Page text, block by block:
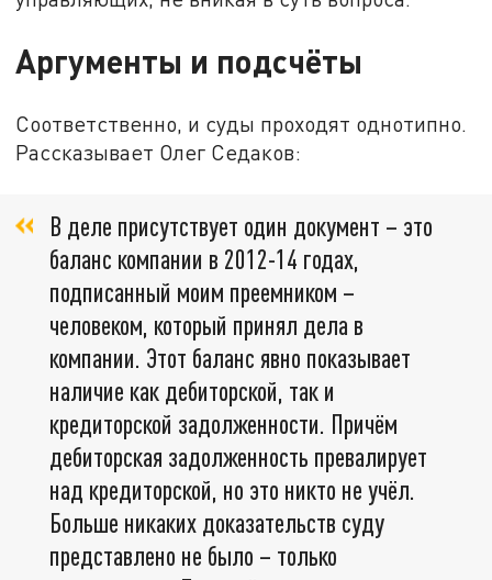
Аргументы и подсчёты
Соответственно, и суды проходят однотипно.
Рассказывает Олег Седаков:
В деле присутствует один документ – это
баланс компании в 2012-14 годах,
подписанный моим преемником –
человеком, который принял дела в
компании. Этот баланс явно показывает
наличие как дебиторской, так и
кредиторской задолженности. Причём
дебиторская задолженность превалирует
над кредиторской, но это никто не учёл.
Больше никаких доказательств суду
представлено не было – только